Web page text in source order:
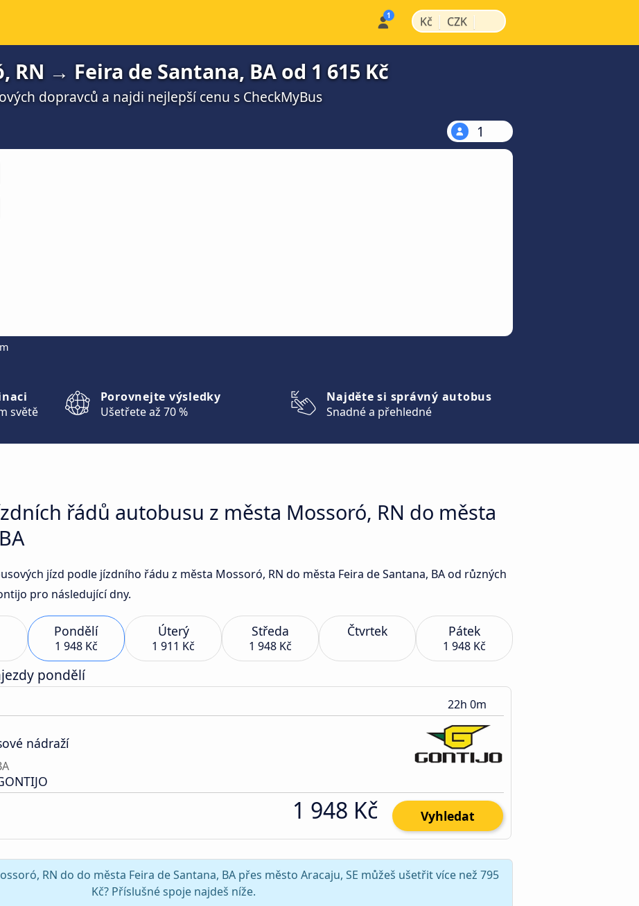
Kč | CZK |
RN → Feira de Santana, BA od 1 615 Kč
dopravců a najdi nejlepší cenu s CheckMyBus
1
světě
Porovnejte výsledky
Ušetřete až 70 %
Najděte si správný autobus
Snadné a přehledné
řádů autobusu z města Mossoró, RN do města
jízd podle jízdního řádu z města Mossoró, RN do města Feira de Santana, BA od různých
pro následující dny.
Pondělí
1 948 Kč
Úterý
1 911 Kč
Středa
1 948 Kč
Čtvrtek Pátek
1 948 Kč
pondělí
22h 0m
nádraží
1 948 Kč Vyhledat
RN do do města Feira de Santana, BA přes město Aracaju, SE můžeš ušetřit více než 795
Kč? Příslušné spoje najdeš níže.